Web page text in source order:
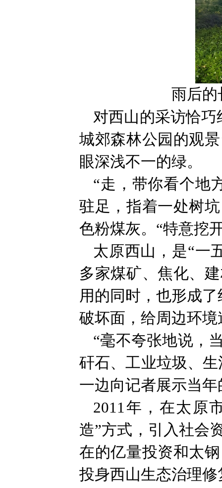
雨后
对西山的采访恰
城郊森林公园的观
眼深浅不一的绿。
“走，带你看个地
驻足，指着一处树
色粉煤灰。“特意挖
太原西山，是“一
多家煤矿、焦化、
用的同时，也形成
破坏面，给周边环
“毫不夸张地说，
矸石、工业垃圾、
一边向记者展示当
2011年，在太原
造”方式，引入社会
在的亿量投资和太
投身西山生态治理修